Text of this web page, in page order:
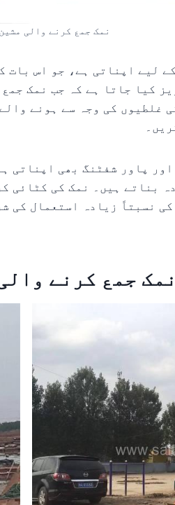
نمک جمع کرنے والی
لیے اپناتی ہے، جو اس
کیا جاتا ہے کہ جب نمک
غلطیوں کی وجہ سے ہونے
پاور شفٹنگ بھی اپناتی
بناتے ہیں۔ نمک کی کٹائی
نسبتاً زیادہ استعمال کی
نمک جمع کرنے